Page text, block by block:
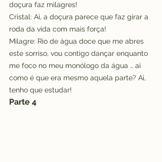
doçura faz milagres!
Cristal: Ai, a doçura parece que faz girar a
roda da vida com mais força!
Milagre: Rio de água doce que me abres
este sorriso, vou contigo dançar enquanto
me foco no meu monólogo da água … ai
como é que era mesmo aquela parte? Ai,
tenho que estudar!
Parte 4